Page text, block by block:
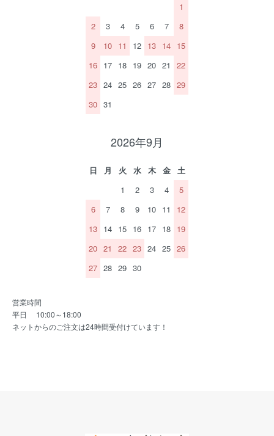
1
2
3 4 5 6 7
8
9
10 11 12 13 14 15
16 17 18 19 20 21
22
23 24 25 26 27 28 29
30 31
2026年9月
日 月 火 水 木 金
土
1
2 3 4
5
6
7 8 9 10 11
12
13 14 15 16 17 18 19
20 21 22 23 24 25 26
27 28 29 30
営業時間
平日 10:00～18:00
ネットからのご注文は24時間受付けています！